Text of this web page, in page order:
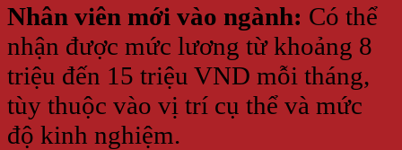
Nhân viên mới vào ngành: Có thể
nhận được mức lương từ khoảng 8
triệu đến 15 triệu VND mỗi tháng,
tùy thuộc vào vị trí cụ thể và mức
độ kinh nghiệm.